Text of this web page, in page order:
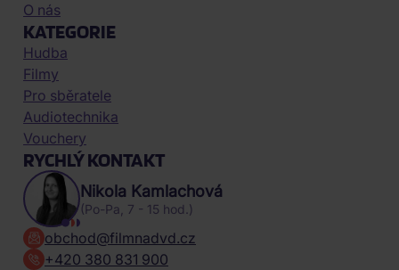
O nás
KATEGORIE
Hudba
Filmy
Pro sběratele
Audiotechnika
Vouchery
RYCHLÝ KONTAKT
Nikola Kamlachová
(Po-Pa, 7 - 15 hod.)
obchod@filmnadvd.cz
+420 380 831 900